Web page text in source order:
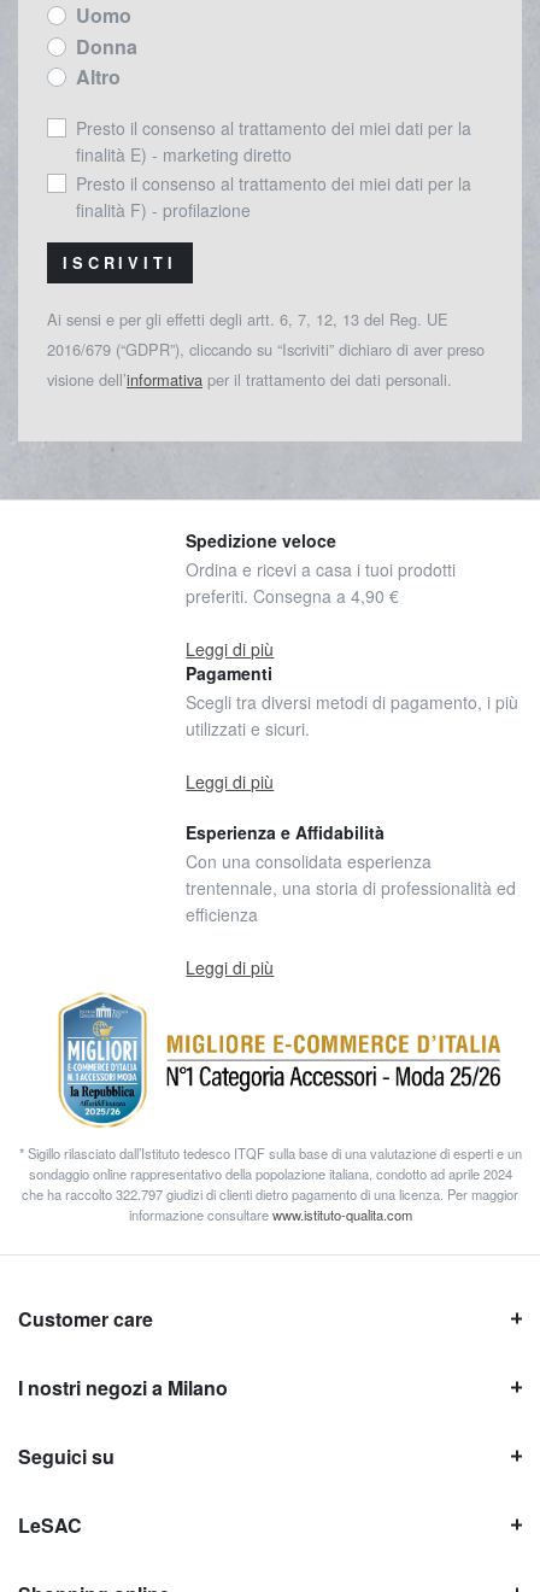
Uomo
Donna
Altro
Presto il consenso al trattamento dei miei dati per la
finalità E) - marketing diretto
Presto il consenso al trattamento dei miei dati per la
finalità F) - profilazione
ISCRIVITI
Ai sensi e per gli effetti degli artt. 6, 7, 12, 13 del Reg. UE
2016/679 (“GDPR”), cliccando su “Iscriviti” dichiaro di aver preso
visione dell’informativa per il trattamento dei dati personali.
Spedizione veloce
Ordina e ricevi a casa i tuoi prodotti
preferiti. Consegna a 4,90 €
Leggi di più
Pagamenti
Scegli tra diversi metodi di pagamento, i più
utilizzati e sicuri.
Leggi di più
Esperienza e Affidabilità
Con una consolidata esperienza
trentennale, una storia di professionalità ed
efficienza
Leggi di più
* Sigillo rilasciato dall’Istituto tedesco ITQF sulla base di una valutazione di esperti e un
sondaggio online rappresentativo della popolazione italiana, condotto ad aprile 2024
che ha raccolto 322.797 giudizi di clienti dietro pagamento di una licenza. Per maggior
informazione consultarewww.istituto-qualita.com
Customer care
I nostri negozi a Milano
Seguici su
LeSAC